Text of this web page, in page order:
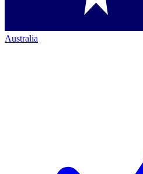
Australia